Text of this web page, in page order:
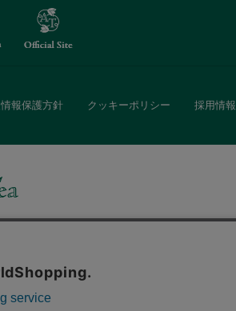
報保護方針 クッキーポリシー 採用情報
商品がラインナップ。
しています。